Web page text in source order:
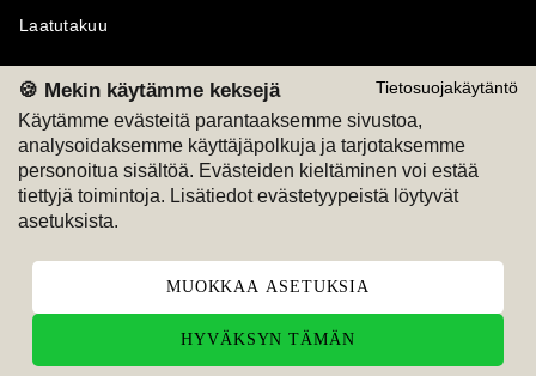
Tietosuojakäytäntö
🍪 Mekin käytämme keksejä
Käytämme evästeitä parantaaksemme sivustoa,
analysoidaksemme käyttäjäpolkuja ja tarjotaksemme
personoitua sisältöä. Evästeiden kieltäminen voi estää
tiettyjä toimintoja. Lisätiedot evästetyypeistä löytyvät
asetuksista.
MUOKKAA ASETUKSIA
HYVÄKSYN TÄMÄN
Laatutakuu
Maksutavat
M
Seuraa meitä